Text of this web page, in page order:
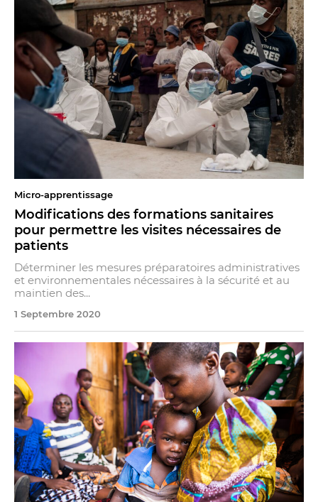
Micro-apprentissage
Modifications des formations sanitaires
pour permettre les visites nécessaires de
patients
Déterminer les mesures préparatoires administratives
et environnementales nécessaires à la sécurité et au
maintien des...
1 Septembre 2020